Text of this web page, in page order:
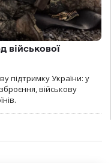
військової
підтримку України: у
військову